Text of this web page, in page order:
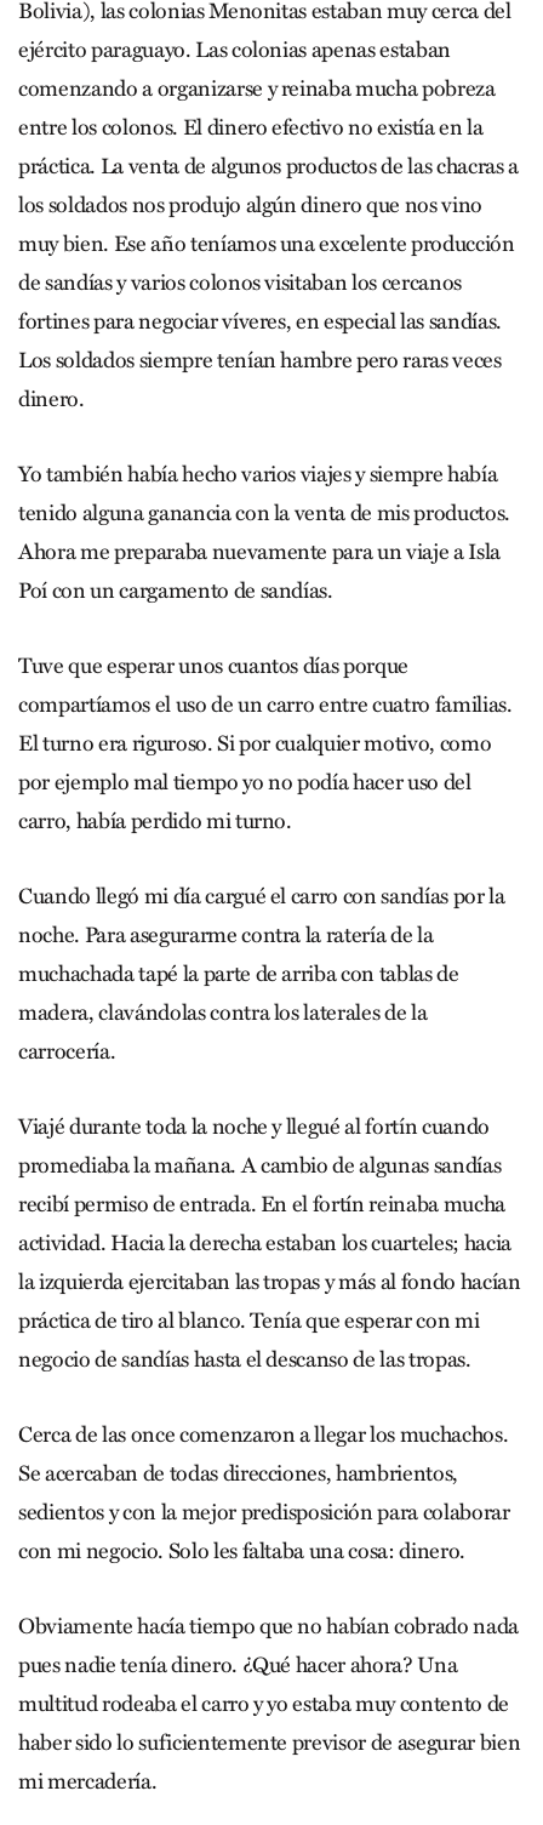
Bolivia), las colonias Menonitas estaban muy cerca del
ejército paraguayo. Las colonias apenas estaban
comenzando a organizarse y reinaba mucha pobreza
entre los colonos. El dinero efectivo no existía en la
práctica. La venta de algunos productos de las chacras a
los soldados nos produjo algún dinero que nos vino
muy bien. Ese año teníamos una excelente producción
de sandías y varios colonos visitaban los cercanos
fortines para negociar víveres, en especial las sandías.
Los soldados siempre tenían hambre pero raras veces
dinero.
Yo también había hecho varios viajes y siempre había
tenido alguna ganancia con la venta de mis productos.
Ahora me preparaba nuevamente para un viaje a Isla
Poí con un cargamento de sandías.
Tuve que esperar unos cuantos días porque
compartíamos el uso de un carro entre cuatro familias.
El turno era riguroso. Si por cualquier motivo, como
por ejemplo mal tiempo yo no podía hacer uso del
carro, había perdido mi turno.
Cuando llegó mi día cargué el carro con sandías por la
noche. Para asegurarme contra la ratería de la
muchachada tapé la parte de arriba con tablas de
madera, clavándolas contra los laterales de la
carrocería.
Viajé durante toda la noche y llegué al fortín cuando
promediaba la mañana. A cambio de algunas sandías
recibí permiso de entrada. En el fortín reinaba mucha
actividad. Hacia la derecha estaban los cuarteles; hacia
la izquierda ejercitaban las tropas y más al fondo hacían
práctica de tiro al blanco. Tenía que esperar con mi
negocio de sandías hasta el descanso de las tropas.
Cerca de las once comenzaron a llegar los muchachos.
Se acercaban de todas direcciones, hambrientos,
sedientos y con la mejor predisposición para colaborar
con mi negocio. Solo les faltaba una cosa: dinero.
Obviamente hacía tiempo que no habían cobrado nada
pues nadie tenía dinero. ¿Qué hacer ahora? Una
multitud rodeaba el carro y yo estaba muy contento de
haber sido lo suficientemente previsor de asegurar bien
mi mercadería.